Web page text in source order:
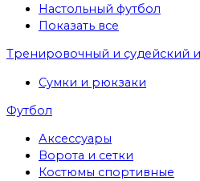
Настольный футбол
Показать все
Тренировочный и судейский
Сумки и рюкзаки
Футбол
Аксессуары
Ворота и сетки
Костюмы спортивные